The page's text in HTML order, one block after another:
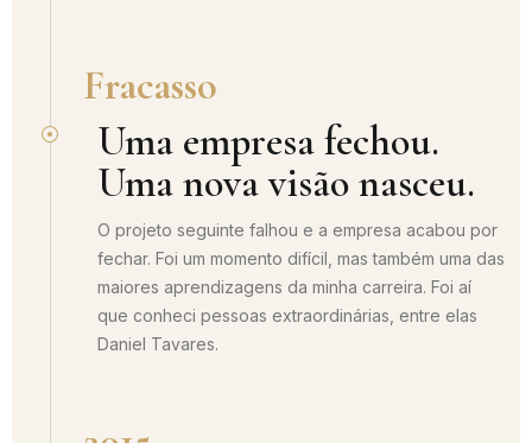
Fracasso
Uma empresa fechou.
Uma nova visão nasceu.
O projeto seguinte falhou e a empresa acabou por
fechar. Foi um momento difícil, mas também uma das
maiores aprendizagens da minha carreira. Foi aí
que conheci pessoas extraordinárias, entre elas
Daniel Tavares.